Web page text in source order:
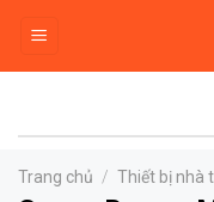
content
Trang chủ / Thiết bị nhà